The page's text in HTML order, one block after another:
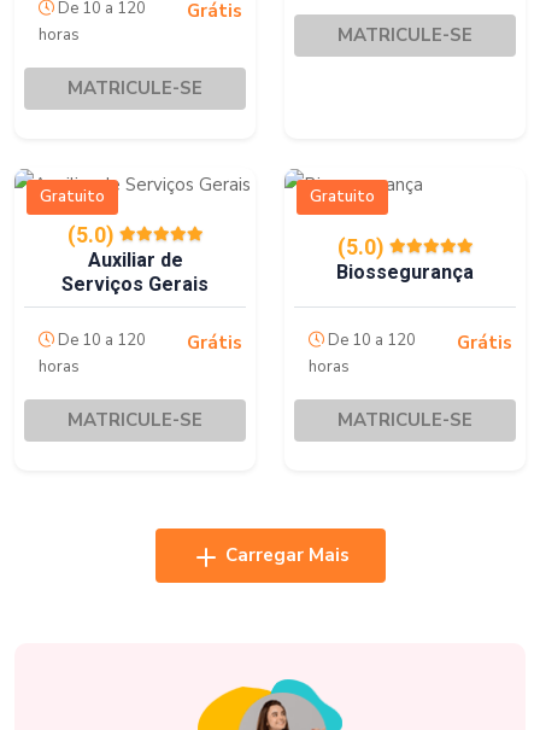
De 10 a 120
horas
Grátis
MATRICULE-SE
MATRICULE-SE
Gratuito
(5.0)
Auxiliar de
Serviços Gerais
De 10 a 120
horas
Grátis
MATRICULE-SE
Gratuito
(5.0)
Biossegurança
De 10 a 120
horas
Grátis
MATRICULE-SE
Carregar Mais